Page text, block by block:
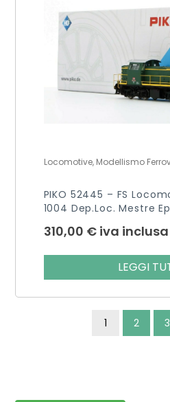
Locomotive, Modellismo
PIKO 52445 – FS
1004 Dep.Loc. Mestre
310,00 € iva inclusa
LEGGI
1 2 3